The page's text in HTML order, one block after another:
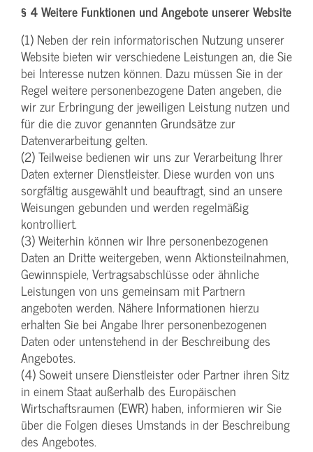
§ 4 Weitere Funktionen und Angebote unserer Website
(1) Neben der rein informatorischen Nutzung unserer
Website bieten wir verschiedene Leistungen an, die Sie
bei Interesse nutzen können. Dazu müssen Sie in der
Regel weitere personenbezogene Daten angeben, die
wir zur Erbringung der jeweiligen Leistung nutzen und
für die die zuvor genannten Grundsätze zur
Datenverarbeitung gelten.
(2) Teilweise bedienen wir uns zur Verarbeitung Ihrer
Daten externer Dienstleister. Diese wurden von uns
sorgfältig ausgewählt und beauftragt, sind an unsere
Weisungen gebunden und werden regelmäßig
kontrolliert.
(3) Weiterhin können wir Ihre personenbezogenen
Daten an Dritte weitergeben, wenn Aktionsteilnahmen,
Gewinnspiele, Vertragsabschlüsse oder ähnliche
Leistungen von uns gemeinsam mit Partnern
angeboten werden. Nähere Informationen hierzu
erhalten Sie bei Angabe Ihrer personenbezogenen
Daten oder untenstehend in der Beschreibung des
Angebotes.
(4) Soweit unsere Dienstleister oder Partner ihren Sitz
in einem Staat außerhalb des Europäischen
Wirtschaftsraumen (EWR) haben, informieren wir Sie
über die Folgen dieses Umstands in der Beschreibung
des Angebotes.